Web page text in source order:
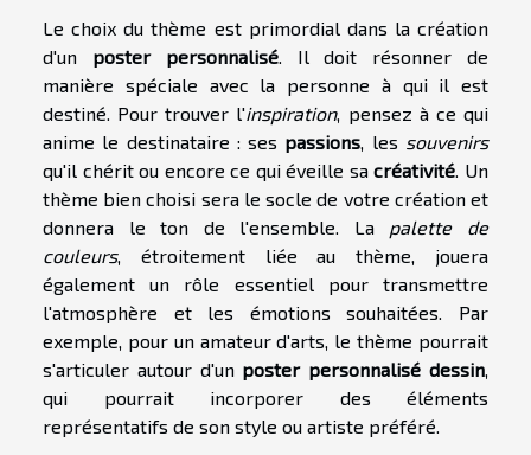
Le choix du thème est primordial dans la création
d'un poster personnalisé. Il doit résonner de
manière spéciale avec la personne à qui il est
destiné. Pour trouver l'inspiration, pensez à ce qui
anime le destinataire : ses passions , les souvenirs
qu'il chérit ou encore ce qui éveille sacréativité . Un
thème bien choisi sera le socle de votre création et
donnera le ton de l'ensemble. La palette de
couleurs, étroitement liée au thème, jouera
également un rôle essentiel pour transmettre
l'atmosphère et les émotions souhaitées. Par
exemple, pour un amateur d'arts, le thème pourrait
s'articuler autour d'un poster personnalisé dessin
qui pourrait incorporer des éléments
représentatifs de son style ou artiste préféré.